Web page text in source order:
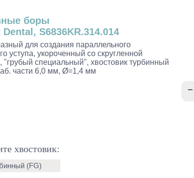
−
боры
S6836KR.314.014
для создания параллельного
уступа, укороченный со скругленной
"грубый специальный", хвостовик турбинный
части 6,0 мм, Ø=1,4 мм
хвостовик:
(FG)